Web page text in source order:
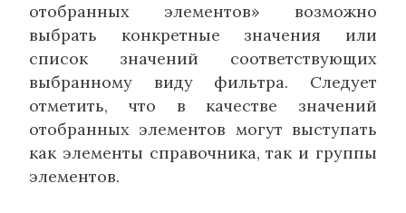
отобранных элементов» возможно
выбрать конкретные значения или
список значений соответствующих
выбранному виду фильтра. Следует
отметить, что в качестве значений
отобранных элементов могут выступать
как элементы справочника, так и группы
элементов.